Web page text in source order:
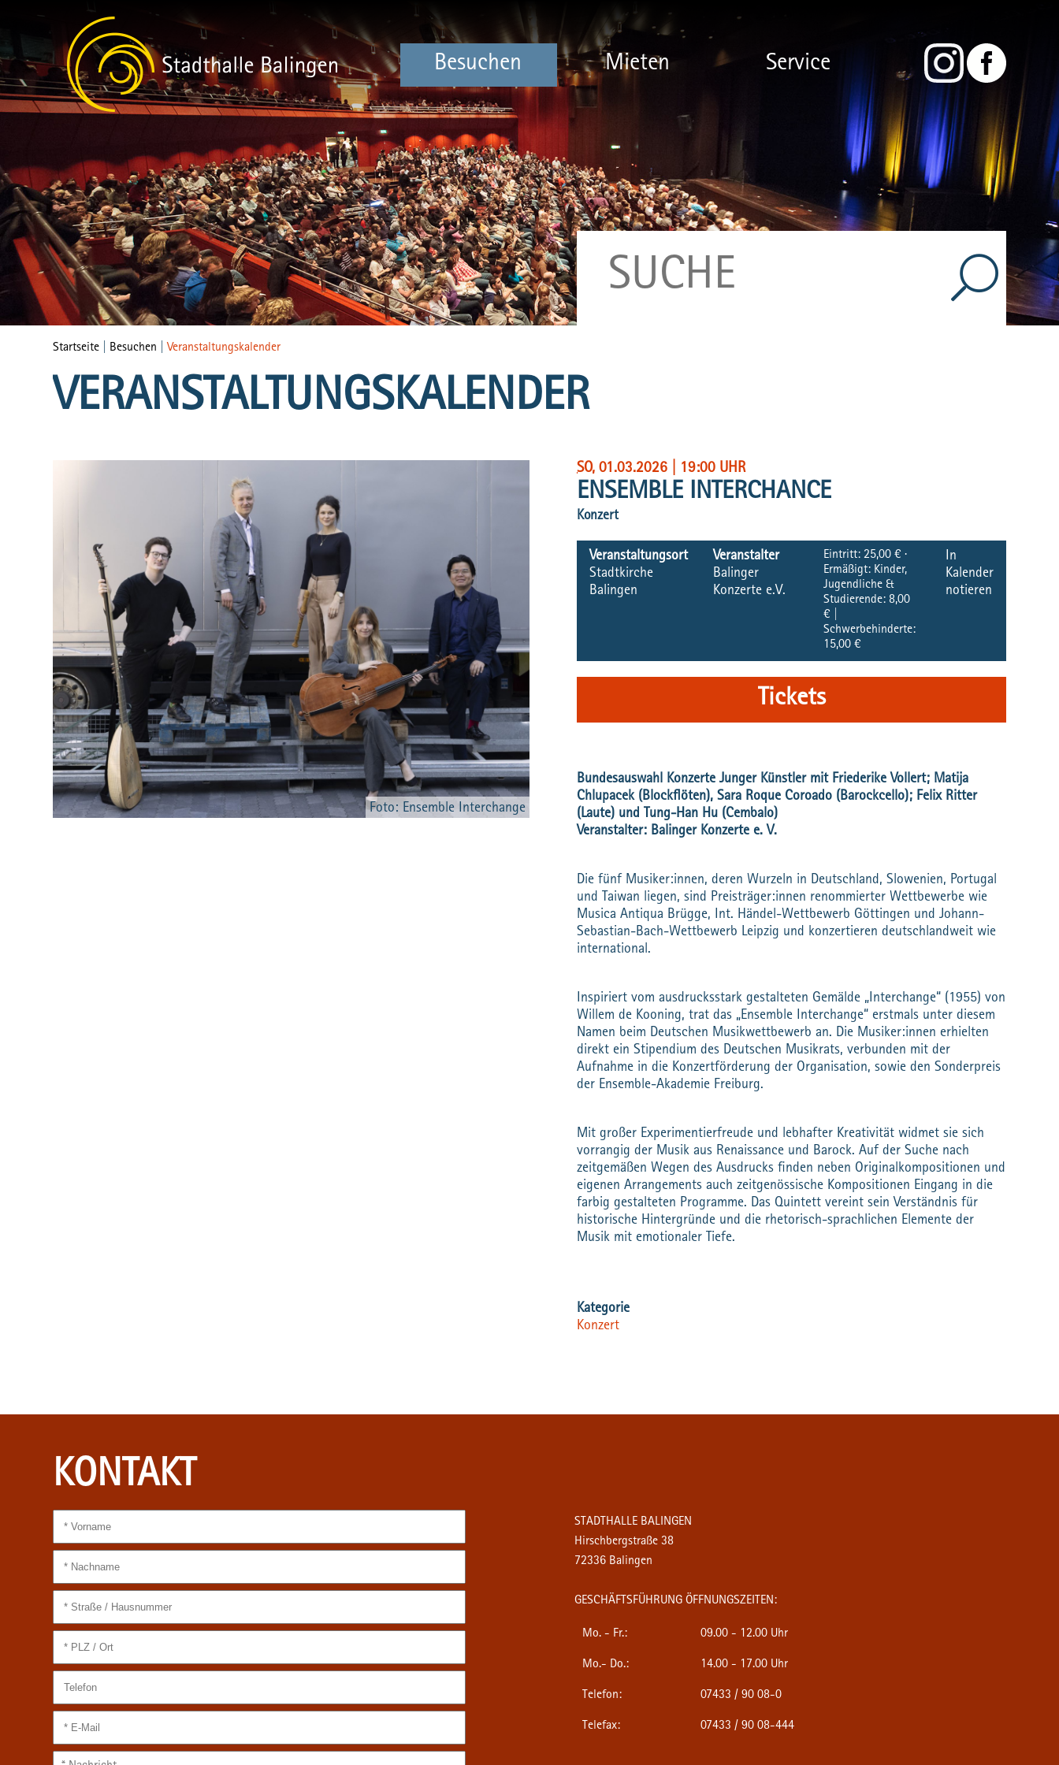
Besuchen Mieten Service
Startseite Besuchen |Veranstaltungskalender
VERANSTALTUNGSKALENDER
Foto: Ensemble Interchange
SO, 01.03.2026 19:00 UHR
ENSEMBLE INTERCHANCE
Konzert
Veranstaltungsort
Stadtkirche
Balingen
Veranstalter
Balinger
Konzerte e.V.
Eintritt: 25,00 € ·
Ermäßigt: Kinder,
Jugendliche &
Studierende: 8,00
€ |
Schwerbehinderte:
15,00 €
In
Kalender
notieren
Tickets
Bundesauswahl Konzerte Junger Künstler mit Friederike Vollert; Matija
Chlupacek (Blockflöten), Sara Roque Coroado (Barockcello); Felix Ritter
(Laute) und Tung-Han Hu (Cembalo)
Veranstalter: Balinger Konzerte e. V.
Die fünf Musiker:innen, deren Wurzeln in Deutschland, Slowenien, Portugal
und Taiwan liegen, sind Preisträger:innen renommierter Wettbewerbe wie
Musica Antiqua Brügge, Int. Händel-Wettbewerb Göttingen und Johann-
Sebastian-Bach-Wettbewerb Leipzig und konzertieren deutschlandweit wie
international.
Inspiriert vom ausdrucksstark gestalteten Gemälde „Interchange“ (1955) von
Willem de Kooning, trat das „Ensemble Interchange“ erstmals unter diesem
Namen beim Deutschen Musikwettbewerb an. Die Musiker:innen erhielten
direkt ein Stipendium des Deutschen Musikrats, verbunden mit der
Aufnahme in die Konzertförderung der Organisation, sowie den Sonderpreis
der Ensemble-Akademie Freiburg.
Mit großer Experimentierfreude und lebhafter Kreativität widmet sie sich
vorrangig der Musik aus Renaissance und Barock. Auf der Suche nach
zeitgemäßen Wegen des Ausdrucks finden neben Originalkompositionen und
eigenen Arrangements auch zeitgenössische Kompositionen Eingang in die
farbig gestalteten Programme. Das Quintett vereint sein Verständnis für
historische Hintergründe und die rhetorisch-sprachlichen Elemente der
Musik mit emotionaler Tiefe.
Konzert
KONTAKT
STADTHALLE BALINGEN
Hirschbergstraße 38
72336 Balingen
GESCHÄFTSFÜHRUNG ÖFFNUNGSZEITEN:
Mo. - Fr.: 09.00 - 12.00 Uhr
Mo.- Do.: 14.00 - 17.00 Uhr
Telefon: 07433 / 90 08-0
Telefax: 07433 / 90 08-444